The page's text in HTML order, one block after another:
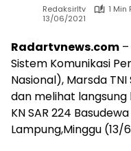
Redaksirltv
1 Min
13/06/2021
Radartvnews.com
Sistem Komunikasi
Nasional), Marsda
dan melihat
KN SAR 224
Lampung,Minggu (13/